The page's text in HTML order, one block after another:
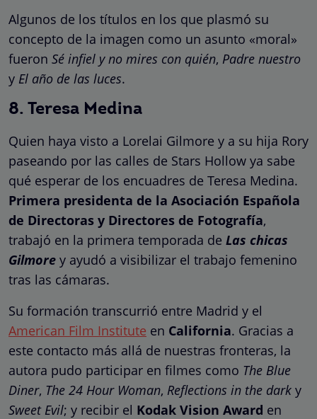
Algunos de los títulos en los que plasmó su
concepto de la imagen como un asunto «moral»
fueron Sé infiel y no mires con quién, Padre nuestro
y El año de las luces.
8. Teresa Medina
Quien haya visto a Lorelai Gilmore y a su hija Rory
paseando por las calles de Stars Hollow ya sabe
qué esperar de los encuadres de Teresa Medina.
Primera presidenta de la Asociación Española
de Directoras y Directores de Fotografía,
trabajó en la primera temporada de Las chicas
Gilmore y ayudó a visibilizar el trabajo femenino
tras las cámaras.
Su formación transcurrió entre Madrid y el
American Film Institute en California. Gracias a
este contacto más allá de nuestras fronteras, la
autora pudo participar en filmes como The Blue
Diner, The 24 Hour Woman, Reflections in the dark y
Sweet Evil; y recibir el Kodak Vision Award en